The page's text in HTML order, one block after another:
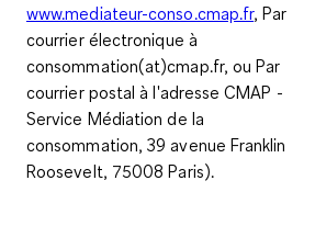
www.mediateur-conso.cmap.fr, Par
courrier électronique à
consommation(at)cmap.fr, ou Par
courrier postal à l'adresse CMAP -
Service Médiation de la
consommation, 39 avenue Franklin
Roosevelt, 75008 Paris).